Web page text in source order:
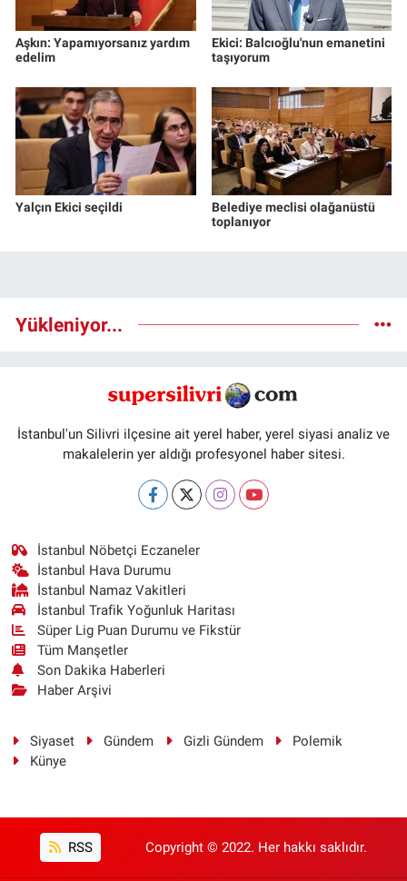
Aşkın: Yapamıyorsanız yardım
edelim
Ekici: Balcıoğlu'nun emanetini
taşıyorum
Yalçın Ekici seçildi
Belediye meclisi olağanüstü
toplanıyor
Yükleniyor...
İstanbul'un Silivri ilçesine ait yerel haber, yerel siyasi analiz ve
makalelerin yer aldığı profesyonel haber sitesi.
İstanbul Nöbetçi Eczaneler
İstanbul Hava Durumu
İstanbul Namaz Vakitleri
İstanbul Trafik Yoğunluk Haritası
Süper Lig Puan Durumu ve Fikstür
Tüm Manşetler
Son Dakika Haberleri
Haber Arşivi
Siyaset Gündem Gizli Gündem
Polemik
Künye
RSS Copyright © 2022. Her hakkı saklıdır.